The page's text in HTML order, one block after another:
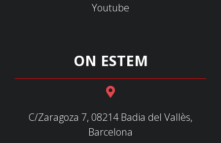
Youtube
ON ESTEM
C/Zaragoza 7, 08214 Badia del Vallès,
Barcelona